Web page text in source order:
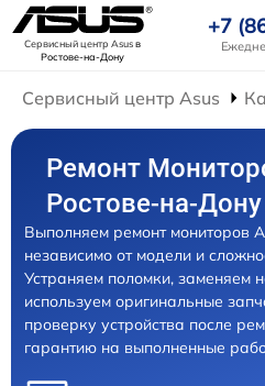
Сервисный центр Asusв
Ростове-на-Дону
+7
Сервисный центр Asus
Ремонт
Ростове-на-Дону
Выполняем ремонт мониторов
независимо от модели и
Устраняем поломки, заменяем
используем оригинальные
проверку устройства после
гарантию на выполненные